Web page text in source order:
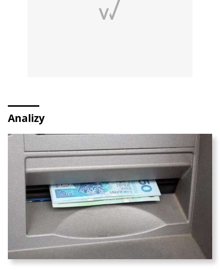
Analizy